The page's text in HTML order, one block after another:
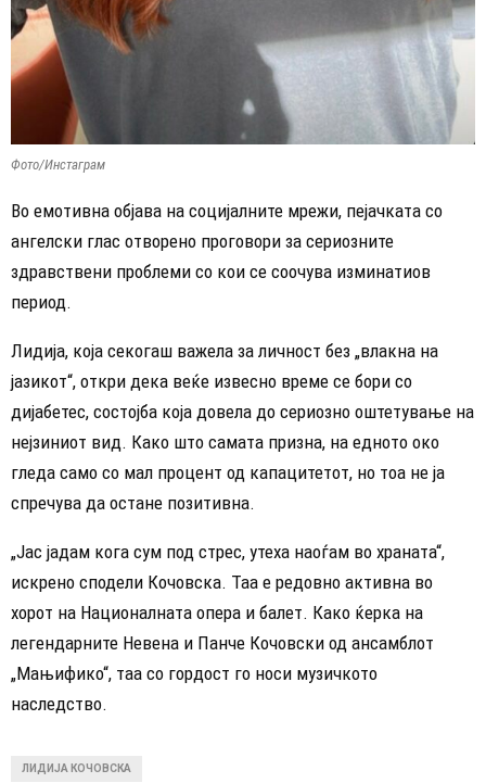
Фото/Инстаграм
Во емотивна објава на социјалните мрежи, пејачката со
ангелски глас отворено проговори за сериозните
здравствени проблеми со кои се соочува изминатиов
период.
​Лидија, која секогаш важела за личност без „влакна на
јазикот“, откри дека веќе извесно време се бори со
дијабетес, состојба која довела до сериозно оштетување на
нејзиниот вид. Како што самата призна, на едното око
гледа само со мал процент од капацитетот, но тоа не ја
спречува да остане позитивна.
​„Јас јадам кога сум под стрес, утеха наоѓам во храната“,
искрено сподели Кочовска. Таа е редовно активна во
хорот на Националната опера и балет. Како ќерка на
легендарните Невена и Панче Кочовски од ансамблот
„Мањифико“, таа со гордост го носи музичкото
наследство.
ЛИДИЈА КОЧОВСКА